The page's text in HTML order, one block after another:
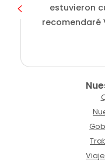
estuvieron
recomendaré